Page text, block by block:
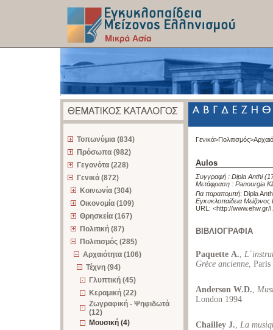
Τοπωνύμια (834)
Πρόσωπα (982)
Γεγονότα (228)
Γενικά (872)
Κοινωνία (304)
Οικονομία (109)
Θρησκεία (167)
Πολιτική (87)
Πολιτισμός (285)
Αρχαιότητα (106)
Τέχνη (94)
Γλυπτική (45)
Κεραμική (22)
Ζωγραφική - Ψηφιδωτά
(12)
Μουσική (4)
Γενικά>Πολιτισμός>
Aulos
Συγγραφή : Dipla Anthi
Μετάφραση : Panourgia
Για παραπομπή: Dipla
Εγκυκλοπαίδεια
URL: <http://www.ehw.gr/
ΒΙΒΛΙΟΓΡΑΦΙΑ
Paquette Α.,
Grèce ancienne, Paris
Anderson W.D.,
London 1994
Chailley J., La